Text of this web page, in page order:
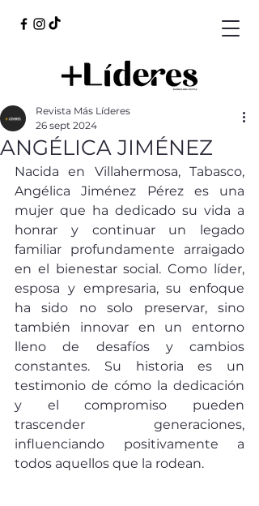
ANGÉLICA JIMÉNEZ
Revista Más Líderes
26 sept 2024
Nacida en Villahermosa, Tabasco,
Angélica Jiménez Pérez es una
mujer que ha dedicado su vida a
honrar y continuar un legado
familiar profundamente arraigado
en el bienestar social. Como líder,
esposa y empresaria, su enfoque
ha sido no solo preservar, sino
también innovar en un entorno
lleno de desafíos y cambios
constantes. Su historia es un
testimonio de cómo la dedicación
y el compromiso pueden
trascender generaciones,
influenciando positivamente a
todos aquellos que la rodean.